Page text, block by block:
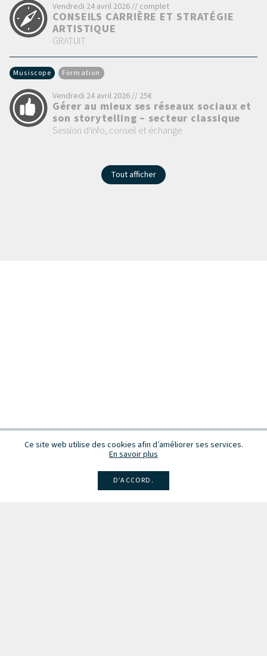
Ce site web utilise des cookies afin d’améliorer ses services.
En savoir plus
D’ACCORD.
Vendredi 24 avril 2026 // complet
CONSEILS CARRIÈRE ET STRATÉGIE
ARTISTIQUE
GRATUIT
Musiscope Formation
Vendredi 24 avril 2026 // 25€
Gérer au mieux ses réseaux sociaux et
son storytelling – secteur classique
Session d'info, conseil et échange
Tout afficher